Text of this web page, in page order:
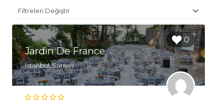
Filtreleri Değiştir
0
Jardin De France
İstanbul, Sarıyer